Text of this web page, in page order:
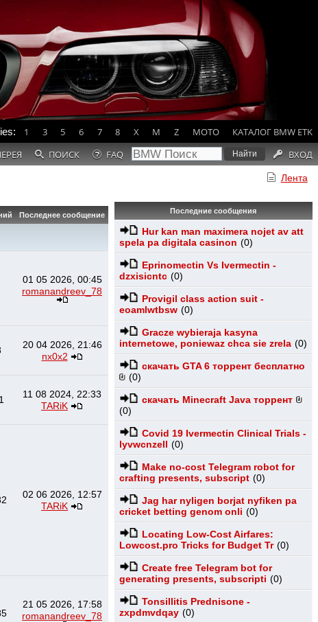
1 3 5 6 7 8 X M Z MOTO
КАТАЛОГ BMW ETK
ПОИСК FAQ ВХОД
Лента
Последние сообщения
Hur kan man maximera nojet av att
spela pa digitala casinon (0)
Eprinomectin Vs Ivermectin -
dzxisicntc (0)
Provigil class action suit -
eoamlwtbsw (0)
Gracze wybieraja kasyna
internetowe, poniewaz chca sie zrela (0)
скачать GTA 6 торрент бесплатно
(0)
скачать Minecraft Java торрент
(0)
Covid 19 Ivermectin Clinical Trials -
lyvwcnzell (0)
Make no-cost Telegram robot for
crafting presents, subscript (0)
Jag har nyligen borjat nyfiken pa
cricket betting genom onli (0)
Locating Low-Cost Airfares:
Lowcost.pro Tricks for Budget Tr(0)
Create free Telegram bot for
generating presents, subscripti (0)
Tonsillitis Prednisone -
zxpdmvdqay (0)
Последнее сообщение
01 05 2026, 00:45
romanandreev_78
20 04 2026, 21:46
nx0x2
11 08 2024, 22:33
TARiK
02 06 2026, 12:57
TARiK
21 05 2026, 17:58
romanandreev_78